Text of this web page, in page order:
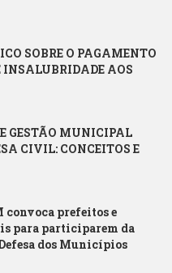
SOBRE O PAGAMENTO
INSALUBRIDADE AOS
GESTÃO MUNICIPAL
CIVIL: CONCEITOS E
convoca prefeitos e
para participarem da
dos Municípios